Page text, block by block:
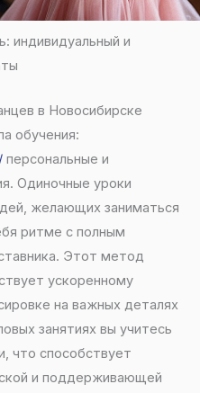
индивидуальный и
в Новосибирске
обучения:
персональные и
Одиночные уроки
желающих заниматься
ритме с полным
Этот метод
ускоренному
на важных деталях
занятиях вы учитесь
что способствует
и поддерживающей